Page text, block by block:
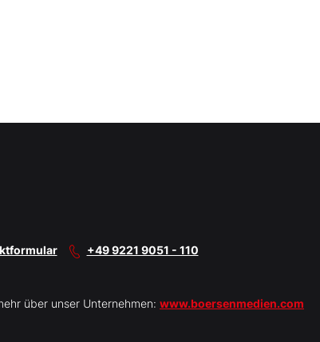
+49 9221 9051 - 110
über unser Unternehmen: www.boersenmedien.com